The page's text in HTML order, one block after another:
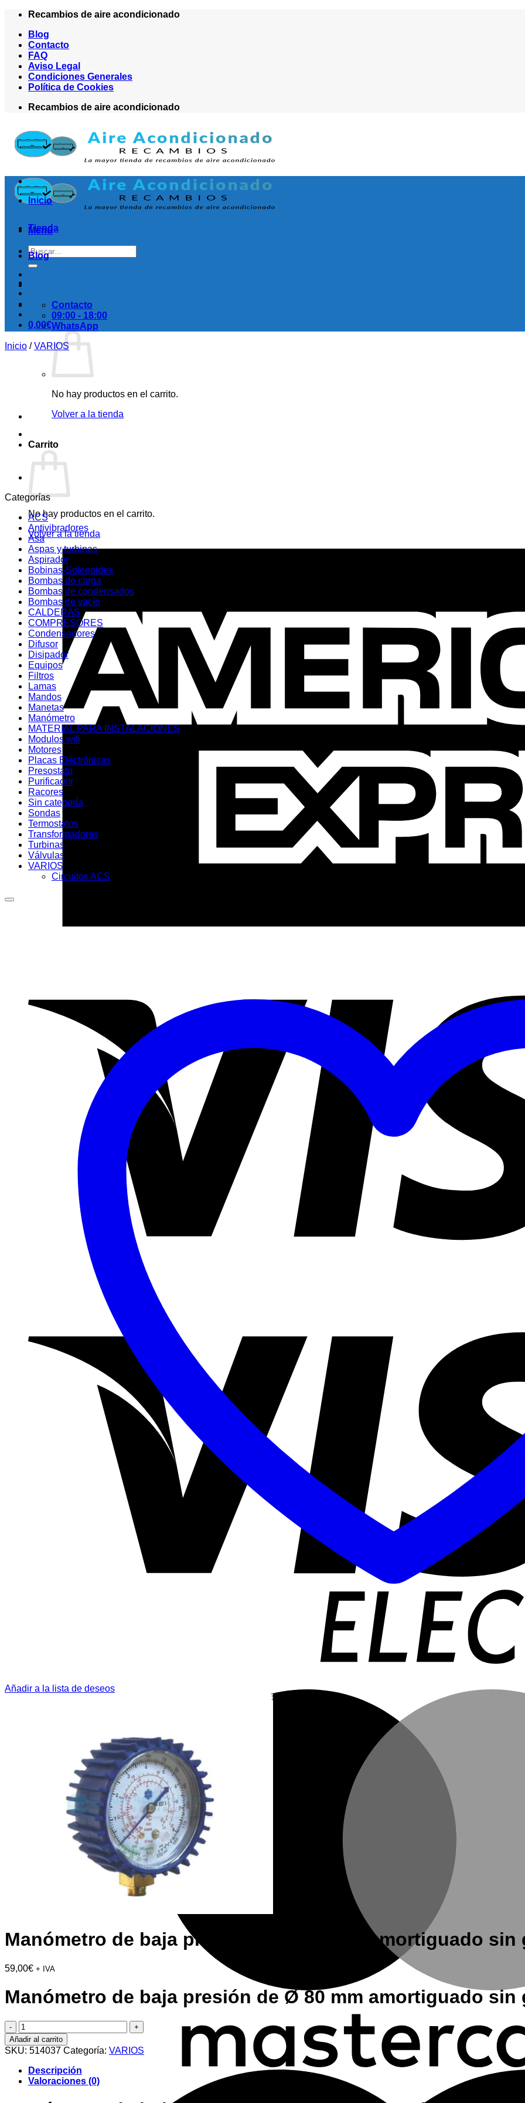
Saltar
contenido
Recambios de aire acondicionado
Blog
Contacto
FAQ
Aviso Legal
Condiciones Generales
Política de Cookies
Recambios de aire acondicionado
Menú
Buscar
por:
0,00€
No hay productos en el carrito.
Volver a la tienda
Carrito
No hay productos en el carrito.
Volver a la tienda
Inicio
Tienda
Blog
Contacto
09:00 - 18:00
WhatsApp
Inicio / VARIOS
Categorías
ACS
Antivibradores
Asa
Aspas y turbinas
Aspirador
Bobinas-Solenoides
Bombas de carga
Bombas de condensados
Bombas de vacío
CALDERAS
COMPRESORES
Condensadores
Difusor
Disipador
Equipos
Filtros
Lamas
Mandos
Manetas
Manómetro
MATERIAL PARA INSTALACIONES
Modulos wifi
Motores
Placas Electrónicas
Presostato
Purificador
Racores
Sin categoría
Sondas
Termostatos
Transformadores
Turbinas
Válvulas
VARIOS
Circuitos ACS
Añadir a la lista de deseos
Manómetro de baja presión de Ø 80 mm amortiguado sin
59,00€ + IVA
Manómetro de baja presión de Ø 80 mm amortiguado sin
Manómetro
de
baja
presión
de
Ø
80
Añadir al carrito
SKU: 514037 Categoría: VARIOS
Descripción
Valoraciones (0)